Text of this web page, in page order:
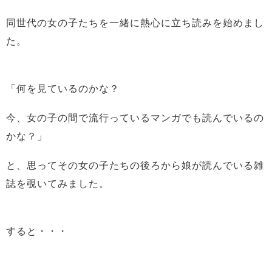
同世代の女の子たちを一緒に熱心に立ち読みを始めまし
た。
「何を見ているのかな？
今、女の子の間で流行っているマンガでも読んでいるの
かな？」
と、思ってその女の子たちの後ろから娘が読んでいる雑
誌を覗いてみました。
すると・・・